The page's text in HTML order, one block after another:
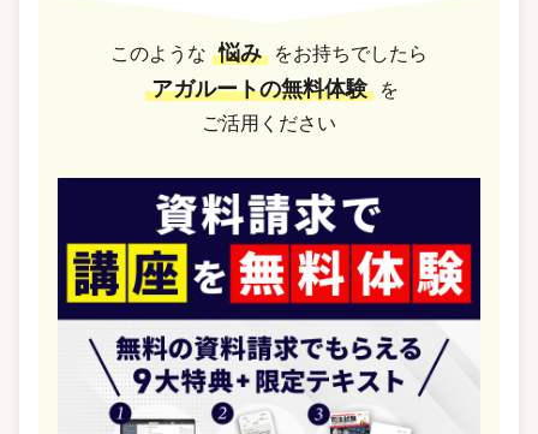
このような 悩み をお持ちでしたら
アガルートの無料体験
を
ご活用ください